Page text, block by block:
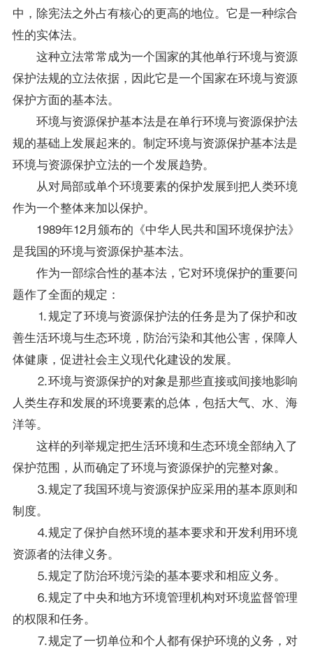
中，除宪法之外占有核心的更高的地位。它是一种综合
性的实体法。
这种立法常常成为一个国家的其他单行环境与资源
保护法规的立法依据，因此它是一个国家在环境与资源
保护方面的基本法。
环境与资源保护基本法是在单行环境与资源保护法
规的基础上发展起来的。制定环境与资源保护基本法是
环境与资源保护立法的一个发展趋势。
从对局部或单个环境要素的保护发展到把人类环境
作为一个整体来加以保护。
1989年12月颁布的《中华人民共和国环境保护法》
是我国的环境与资源保护基本法。
作为一部综合性的基本法，它对环境保护的重要问
题作了全面的规定：
⒈规定了环境与资源保护法的任务是为了保护和改
善生活环境与生态环境，防治污染和其他公害，保障人
体健康，促进社会主义现代化建设的发展。
⒉环境与资源保护的对象是那些直接或间接地影响
人类生存和发展的环境要素的总体，包括大气、水、海
洋等。
这样的列举规定把生活环境和生态环境全部纳入了
保护范围，从而确定了环境与资源保护的完整对象。
⒊规定了我国环境与资源保护应采用的基本原则和
制度。
⒋规定了保护自然环境的基本要求和开发利用环境
资源者的法律义务。
⒌规定了防治环境污染的基本要求和相应义务。
⒍规定了中央和地方环境管理机构对环境监督管理
的权限和任务。
⒎规定了一切单位和个人都有保护环境的义务，对